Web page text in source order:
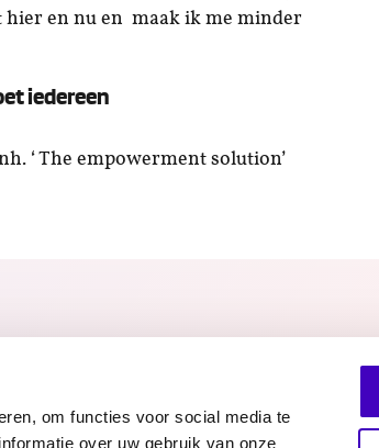
om functies voor social media te
over uw gebruik van onze
hier en nu en maak ik me minder
iedereen
‘ The empowerment solution’